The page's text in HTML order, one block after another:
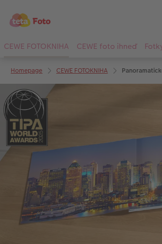
CEWE FOTOKNIHA CEWE foto ihneď
Homepage CEWE FOTOKNIHA